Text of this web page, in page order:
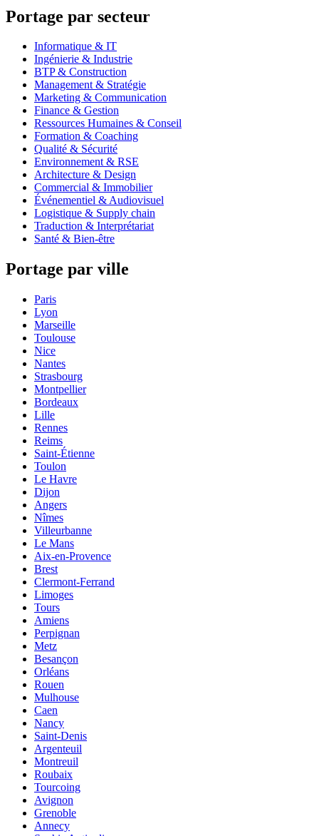
Portage par secteur
Informatique & IT
Ingénierie & Industrie
BTP & Construction
Management & Stratégie
Marketing & Communication
Finance & Gestion
Ressources Humaines & Conseil
Formation & Coaching
Qualité & Sécurité
Environnement & RSE
Architecture & Design
Commercial & Immobilier
Événementiel & Audiovisuel
Logistique & Supply chain
Traduction & Interprétariat
Santé & Bien-être
Portage par ville
Paris
Lyon
Marseille
Toulouse
Nice
Nantes
Strasbourg
Montpellier
Bordeaux
Lille
Rennes
Reims
Saint-Étienne
Toulon
Le Havre
Dijon
Angers
Nîmes
Villeurbanne
Le Mans
Aix-en-Provence
Brest
Clermont-Ferrand
Limoges
Tours
Amiens
Perpignan
Metz
Besançon
Orléans
Rouen
Mulhouse
Caen
Nancy
Saint-Denis
Argenteuil
Montreuil
Roubaix
Tourcoing
Avignon
Grenoble
Annecy